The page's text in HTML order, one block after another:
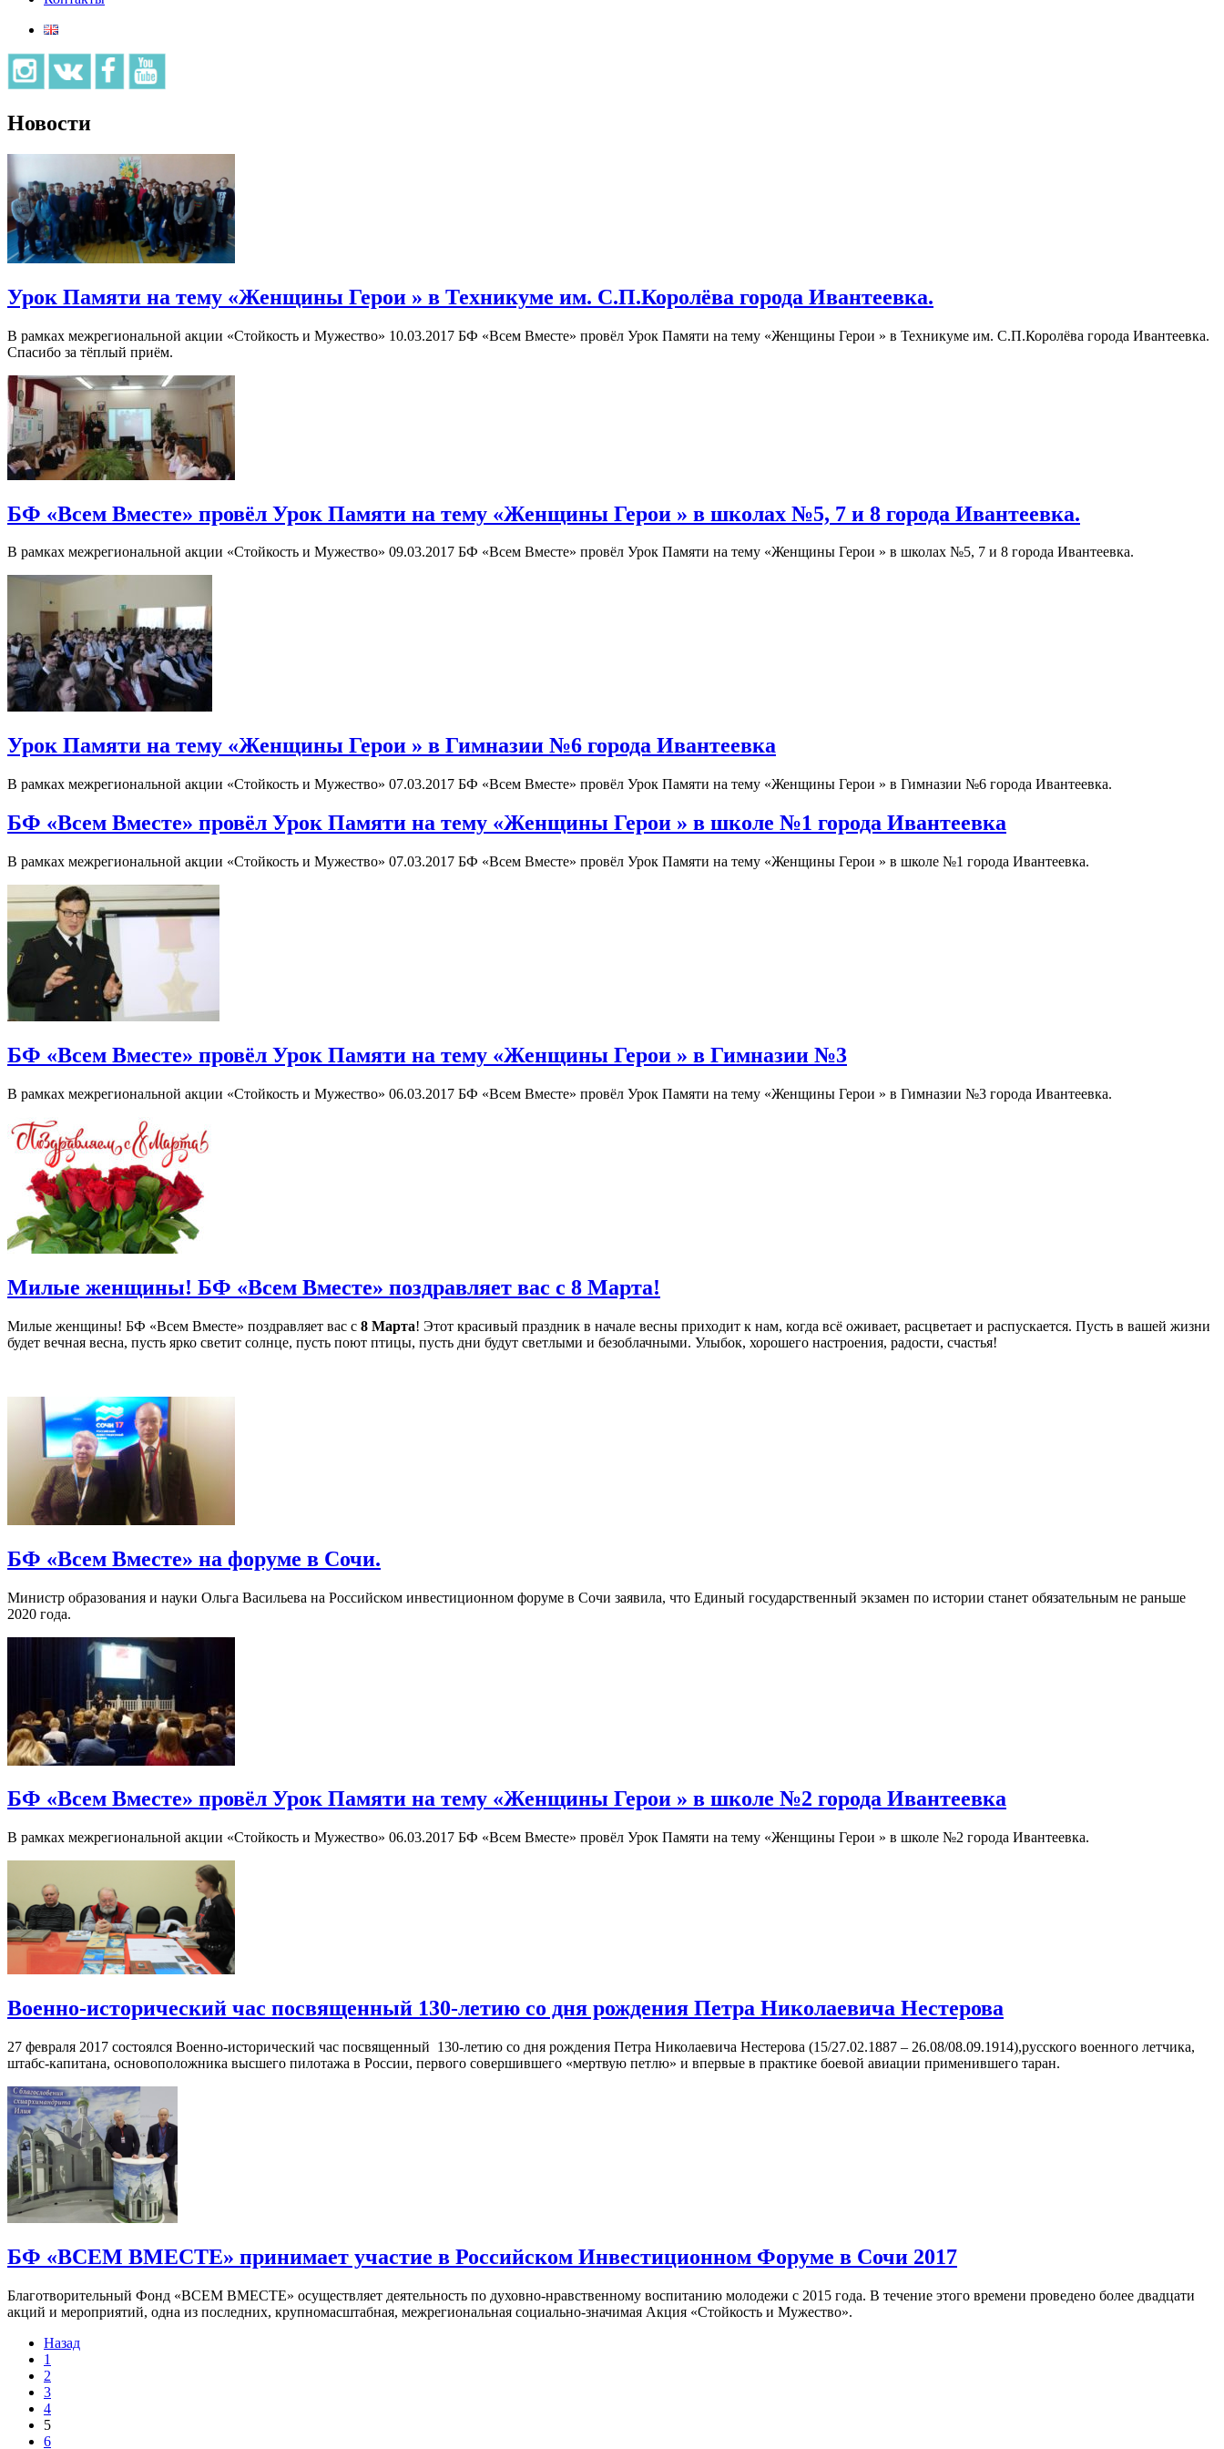
Новости
Урок Памяти на тему «Женщины Герои » в Техникуме им. С.П.Королёва города Ивантеевка.
В рамках межрегиональной акции «Стойкость и Мужество» 10.03.2017 БФ «Всем Вместе» провёл Урок Памяти на тему «Женщины Герои » в Техникуме им. С.П.Королёва города Ивантеевка.
Спасибо за тёплый приём.
БФ «Всем Вместе» провёл Урок Памяти на тему «Женщины Герои » в школах №5, 7 и 8 города Ивантеевка.
В рамках межрегиональной акции «Стойкость и Мужество» 09.03.2017 БФ «Всем Вместе» провёл Урок Памяти на тему «Женщины Герои » в школах №5, 7 и 8 города Ивантеевка.
Урок Памяти на тему «Женщины Герои » в Гимназии №6 города Ивантеевка
В рамках межрегиональной акции «Стойкость и Мужество» 07.03.2017 БФ «Всем Вместе» провёл Урок Памяти на тему «Женщины Герои » в Гимназии №6 города Ивантеевка.
БФ «Всем Вместе» провёл Урок Памяти на тему «Женщины Герои » в школе №1 города Ивантеевка
В рамках межрегиональной акции «Стойкость и Мужество» 07.03.2017 БФ «Всем Вместе» провёл Урок Памяти на тему «Женщины Герои » в школе №1 города Ивантеевка.
БФ «Всем Вместе» провёл Урок Памяти на тему «Женщины Герои » в Гимназии №3
В рамках межрегиональной акции «Стойкость и Мужество» 06.03.2017 БФ «Всем Вместе» провёл Урок Памяти на тему «Женщины Герои » в Гимназии №3 города Ивантеевка.
Милые женщины! БФ «Всем Вместе» поздравляет вас с 8 Марта!
Милые женщины! БФ «Всем Вместе» поздравляет вас с 8 Марта! Этот красивый праздник в начале весны приходит к нам, когда всё оживает, расцветает и распускается. Пусть в вашей жизни
будет вечная весна, пусть ярко светит солнце, пусть поют птицы, пусть дни будут светлыми и безоблачными. Улыбок, хорошего настроения, радости, счастья!
БФ «Всем Вместе» на форуме в Сочи.
Министр образования и науки Ольга Васильева на Российском инвестиционном форуме в Сочи заявила, что Единый государственный экзамен по истории станет обязательным не раньше
2020 года.
БФ «Всем Вместе» провёл Урок Памяти на тему «Женщины Герои » в школе №2 города Ивантеевка
В рамках межрегиональной акции «Стойкость и Мужество» 06.03.2017 БФ «Всем Вместе» провёл Урок Памяти на тему «Женщины Герои » в школе №2 города Ивантеевка.
Военно-исторический час посвященный 130-летию со дня рождения Петра Николаевича Нестерова
27 февраля 2017 состоялся Военно-исторический час посвященный 130-летию со дня рождения Петра Николаевича Нестерова (15/27.02.1887 – 26.08/08.09.1914),русского военного летчика,
штабс-капитана, основоположника высшего пилотажа в России, первого совершившего «мертвую петлю» и впервые в практике боевой авиации применившего таран.
БФ «ВСЕМ ВМЕСТЕ» принимает участие в Российском Инвестиционном Форуме в Сочи 2017
Благотворительный Фонд «ВСЕМ ВМЕСТЕ» осуществляет деятельность по духовно-нравственному воспитанию молодежи с 2015 года. В течение этого времени проведено более двадцати
акций и мероприятий, одна из последних, крупномасштабная, межрегиональная социально-значимая Акция «Стойкость и Мужество».
Назад
1
2
3
4
5
6